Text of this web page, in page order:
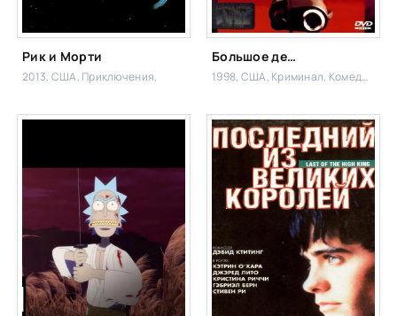
Рик и Морти
2013, США, Приключения,
Большое дело
1998, США, Криминал, Комедия,